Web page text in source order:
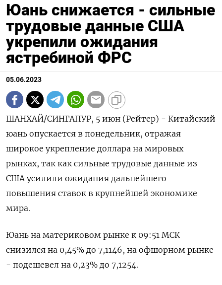
Юань снижается - сильные
трудовые данные США
укрепили ожидания
ястребиной ФРС
05.06.2023
ШАНХАЙ/СИНГАПУР, 5 июн (Рейтер) - Китайский
юань опускается в понедельник, отражая
широкое укрепление доллара на мировых
рынках, так как сильные трудовые данные из
США усилили ожидания дальнейшего
повышения ставок в крупнейшей экономике
мира.
Юань на материковом рынке к 09:51 МСК
снизился на 0,45% до​ 7,1146​, на офшорном рынке
- подешевел на 0,23% до 7,1254.